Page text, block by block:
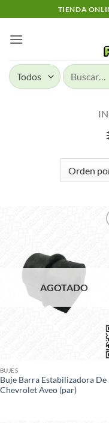
to
content
TIENDA
Buscar
por:
AGOTADO
BUJES
Buje Barra Estabilizadora De
Chevrolet Aveo (par)